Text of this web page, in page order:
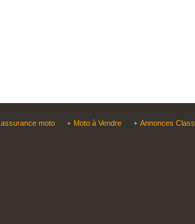
assurance moto Moto à Vendre
Annonces